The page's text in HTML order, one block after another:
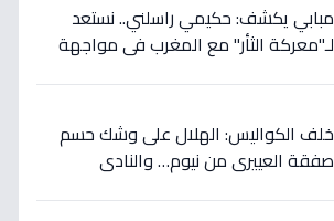
مبابي يكشف: حكيمي راسلني.. نستعد
لـ"معركة الثأر" مع المغرب في مواجهة
خلف الكواليس: الهلال على وشك حسم
صفقة العييري من نيوم… والنادي